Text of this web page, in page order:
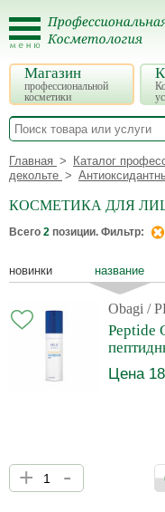
Магазин
профессиональной
косметики
Главная Каталог
декольте
КОСМЕТИКА ДЛЯ
Всего 2 позиции. Фильтр:
новинки название
Obagi /
Peptide
Цена
Эффективно
старения кожи,
состояние, защищает
+ -